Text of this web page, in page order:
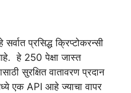
प्रसिद्ध क्रिप्टोकरन्सी
हे 250 पेक्षा जास्त
सुरक्षित वातावरण प्रदान
एक API आहे ज्याचा वापर